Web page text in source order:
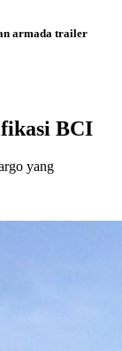
armada trailer
BCI
yang